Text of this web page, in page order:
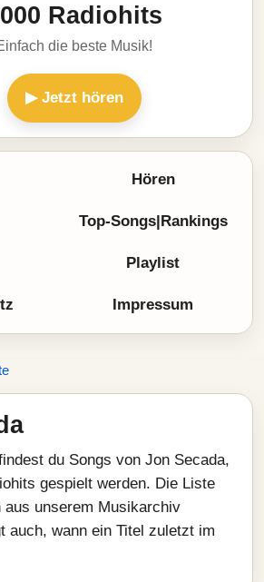
Radiohits
die beste Musik!
▶ Jetzt hören
Hören
Top-Songs|Rankings
Playlist
Impressum
du Songs von Jon Secada,
gespielt werden. Die Liste
aus unserem Musikarchiv
auch, wann ein Titel zuletzt im